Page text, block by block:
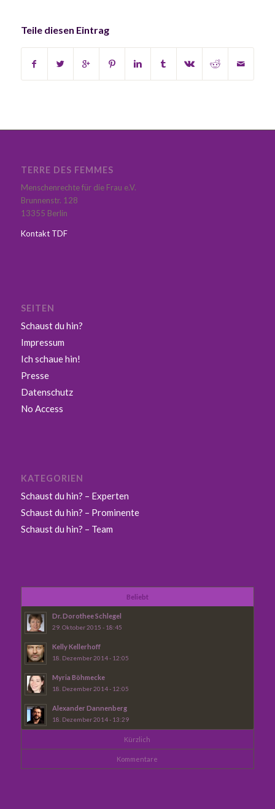
Teile diesen Eintrag
TERRE DES FEMMES
Menschenrechte für die Frau e.V.
Brunnenstr. 128
13355 Berlin
Kontakt TDF
SEITEN
Schaust du hin?
Impressum
Ich schaue hin!
Presse
Datenschutz
No Access
KATEGORIEN
Schaust du hin? – Experten
Schaust du hin? – Prominente
Schaust du hin? – Team
Beliebt
Dr. Dorothee Schlegel
29. Oktober 2015 - 18:45
Kelly Kellerhoff
18. Dezember 2014 - 12:05
Myria Böhmecke
18. Dezember 2014 - 12:05
Alexander Dannenberg
18. Dezember 2014 - 13:29
Kürzlich
Kommentare